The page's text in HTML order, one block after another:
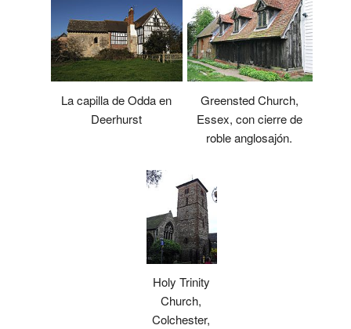
La capilla de Odda en
Deerhurst
Greensted Church,
Essex, con cierre de
roble anglosajón.
Holy Trinity
Church,
Colchester,